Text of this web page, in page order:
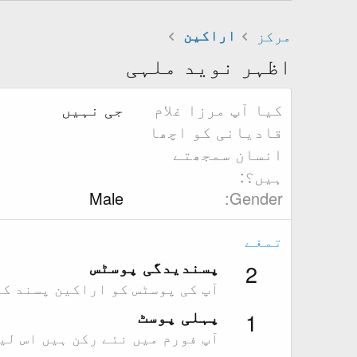
مرکز اراکین
اظہر نوید ملہی
کیا آپ مرزا غلام
قادیانی کو اچھا
انسان سمجھتے
ہیں؟
جی نہیں
Gender
Male
تمغے
2 پسندیدگی پوسٹس
آپ کی پوسٹس کو اراکین پسند
1 پہلی پوسٹ
آپ فورم میں نئے رکن ہیں اس